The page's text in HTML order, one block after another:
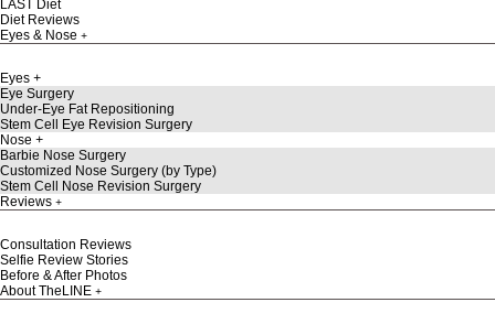
LAST Diet
Diet Reviews
Eyes & Nose
Eyes
Eye Surgery
Under-Eye Fat Repositioning
Stem Cell Eye Revision Surgery
Nose
Barbie Nose Surgery
Customized Nose Surgery (by Type)
Stem Cell Nose Revision Surgery
Reviews
Consultation Reviews
Selfie Review Stories
Before & After Photos
About TheLINE